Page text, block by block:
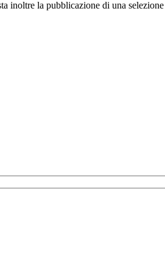
inoltre la pubblicazione di una